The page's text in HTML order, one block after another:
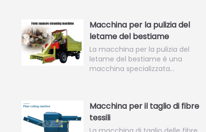
Macchina per la pulizia del
letame del bestiame
La macchina per la pulizia del
letame del bestiame è una
macchina specializzata…
Macchina per il taglio di fibre
tessili